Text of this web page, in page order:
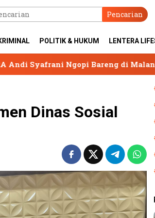
Pencarian
POLITIK & HUKUM LENTERA
di Malang, Dorong Organisasi
Dinas Sosial